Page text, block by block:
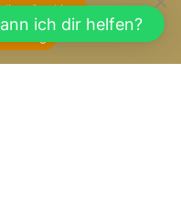
die Versender von
gegen dieses
ich dir helfen?
Cookies